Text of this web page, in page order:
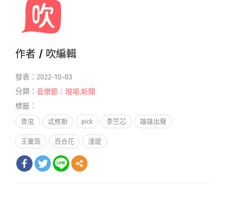
作者 / 吹編輯
發表：2022-10-03
分類： 音樂節｜現場,新聞
標籤：
青虫 忒修斯 pick 李竺芯 雄雄出聲
王彙筑 百合花 淺堤